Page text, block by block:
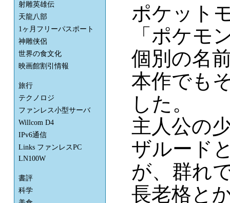
ポケット
「ポケモ
個別の名
本作でも
した。
主人公の
ザルード
が、群れ
長老格と
射雕英雄伝
天龍八部
1ヶ月フリーパスポート
神雕侠侶
世界の食文化
映画館割引情報
旅行
テクノロジ
ファンレス小型サーバ
Willcom D4
IPv6通信
Links ファンレスPC
LN100W
書評
科学